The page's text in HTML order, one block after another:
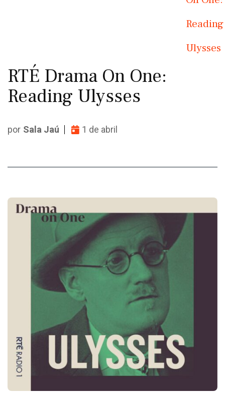
Reading
Ulysses
RTÉ Drama On One:
Reading Ulysses
por Sala Jaú 1 de abril